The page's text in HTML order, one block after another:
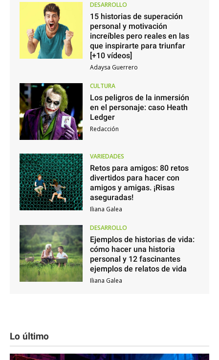
DESARROLLO
15 historias de superación
personal y motivación
increíbles pero reales en las
que inspirarte para triunfar
[+10 vídeos]
Adaysa Guerrero
CULTURA
Los peligros de la inmersión
en el personaje: caso Heath
Ledger
Redacción
VARIEDADES
Retos para amigos: 80 retos
divertidos para hacer con
amigos y amigas. ¡Risas
aseguradas!
Iliana Galea
DESARROLLO
Ejemplos de historias de vida:
cómo hacer una historia
personal y 12 fascinantes
ejemplos de relatos de vida
Iliana Galea
Lo último